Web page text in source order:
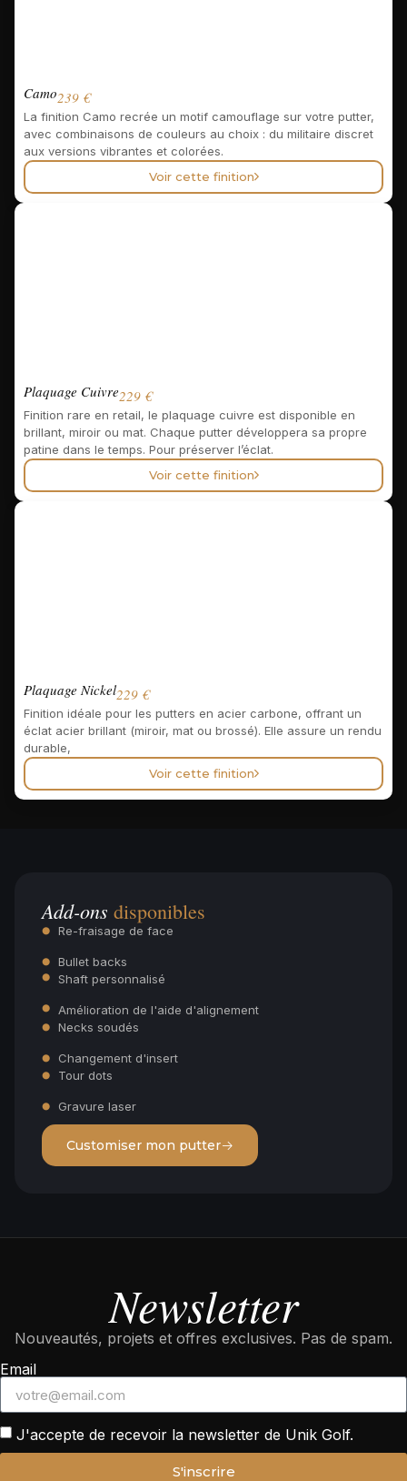
Camo239 €
La finition Camo recrée un motif camouflage sur votre putter,
avec combinaisons de couleurs au choix : du militaire discret
aux versions vibrantes et colorées.
Voir cette finition
Plaquage Cuivre229 €
Finition rare en retail, le plaquage cuivre est disponible en
brillant, miroir ou mat. Chaque putter développera sa propre
patine dans le temps. Pour préserver l’éclat.
Voir cette finition
Plaquage Nickel229 €
Finition idéale pour les putters en acier carbone, offrant un
éclat acier brillant (miroir, mat ou brossé). Elle assure un rendu
durable,
Voir cette finition
Add-ons disponibles
Re-fraisage de face
Bullet backs
Shaft personnalisé
Amélioration de l'aide d'alignement
Necks soudés
Changement d'insert
Tour dots
Gravure laser
Customiser mon putter
Newsletter
Nouveautés, projets et offres exclusives. Pas de spam.
Email
J'accepte de recevoir la newsletter de Unik Golf.
S'inscrire